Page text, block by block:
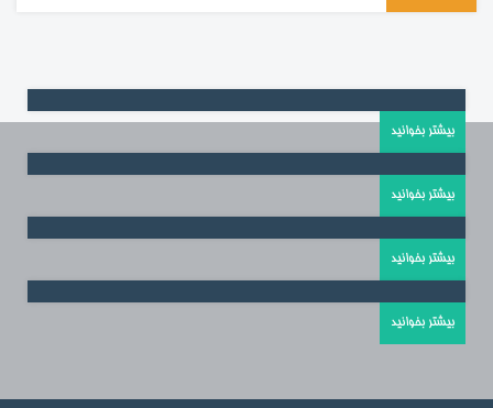
بیشتر بخوانید
بیشتر بخوانید
بیشتر بخوانید
بیشتر بخوانید